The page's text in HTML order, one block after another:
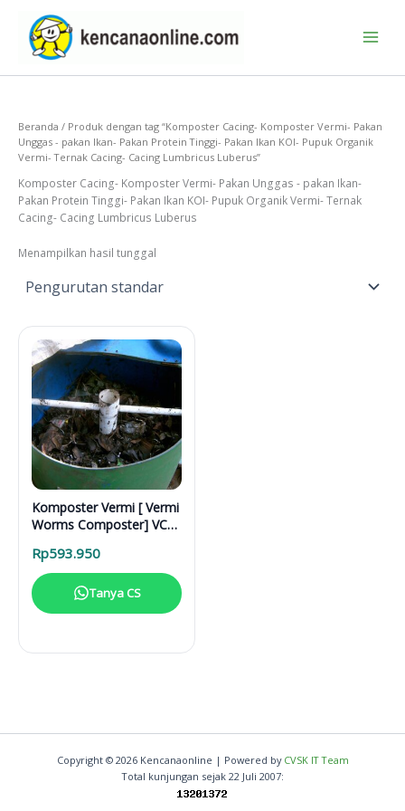
konten
Beranda / Produk dengan tag “Komposter Cacing- Komposter Vermi- Pakan
Unggas - pakan Ikan- Pakan Protein Tinggi- Pakan Ikan KOI- Pupuk Organik
Vermi- Ternak Cacing- Cacing Lumbricus Luberus”
Komposter Cacing- Komposter Vermi- Pakan Unggas - pakan Ikan-
Pakan Protein Tinggi- Pakan Ikan KOI- Pupuk Organik Vermi- Ternak
Cacing- Cacing Lumbricus Luberus
Menampilkan hasil tunggal
Komposter Vermi [ Vermi
Worms Composter] VC
Rp593.950
Tanya CS
Copyright © 2026 Kencanaonline | Powered by CVSK IT Team
Total kunjungan sejak 22 Juli 2007: